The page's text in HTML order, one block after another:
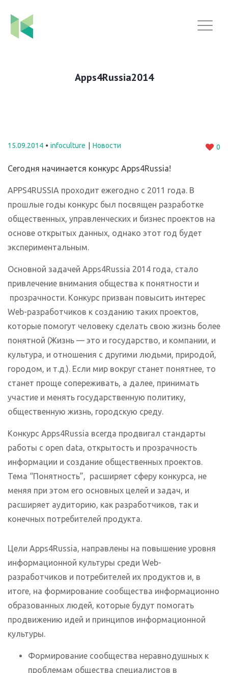
Apps4Russia2014
15.09.2014 infoculture Новости 0
Сегодня начинается конкурс Apps4Russia!
APPS4RUSSIA проходит ежегодно с 2011 года. В
прошлые годы конкурс был посвящен разработке
общественных, управленческих и бизнес проектов на
основе открытых данных, однако этот год будет
экспериментальным.
Основной задачей Apps4Russia 2014 года, стало
привлечение внимания общества к понятности и
прозрачности. Конкурс призван повысить интерес
Web-разработчиков к созданию таких проектов,
которые помогут человеку сделать свою жизнь более
понятной (Жизнь — это и государство, и компании, и
культура, и отношения с другими людьми, природой,
городом, и т.д.). Если мир вокруг станет понятнее, то
станет проще сопереживать, а далее, принимать
участие и менять государственную политику,
общественную жизнь, городскую среду.
Конкурс Apps4Russia всегда продвигал стандарты
работы с open data, открытость и прозрачность
информации и создание общественных проектов.
Тема “Понятность”, расширяет сферу конкурса, не
меняя при этом его основных целей и задач, и
расширяет аудиторию, как разработчиков, так и
конечных потребителей продукта.
Цели Apps4Russia, направлены на повышение уровня
информационной культуры среди Web-
разработчиков и потребителей их продуктов и, в
итоге, на формирование сообщества информационно
образованных людей, которые будут помогать
продвижению идей и принципов информационной
культуры.
Формирование сообщества неравнодушных к
проблемам общества специалистов в